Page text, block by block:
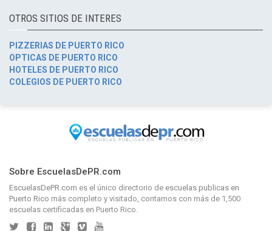
OTROS SITIOS DE INTERES
PIZZERIAS DE PUERTO RICO
OPTICAS DE PUERTO RICO
HOTELES DE PUERTO RICO
COLEGIOS DE PUERTO RICO
Sobre EscuelasDePR.com
EscuelasDePR.com es el único directorio de escuelas publicas en
Puerto Rico más completo y visitado, contamos con más de 1,500
escuelas certificadas en Puerto Rico.